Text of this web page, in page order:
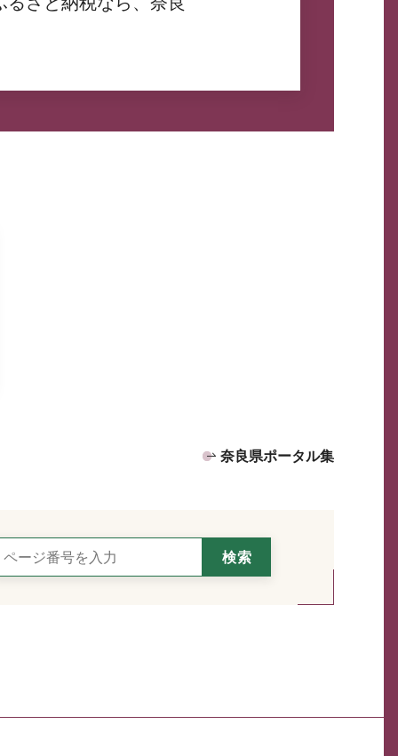
奈良県ポータル集